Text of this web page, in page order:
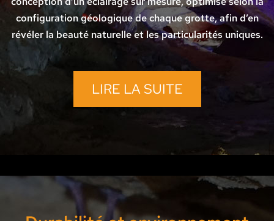
configuration géologique de chaque grotte, afin d’en
révéler la beauté naturelle et les particularités uniques.
LIRE LA SUITE